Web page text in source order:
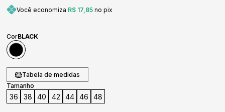
Você economiza R$ 17,85 no pix
CorBLACK
Tabela de medidas
Tamanho
36 38 40 42 44 46 48